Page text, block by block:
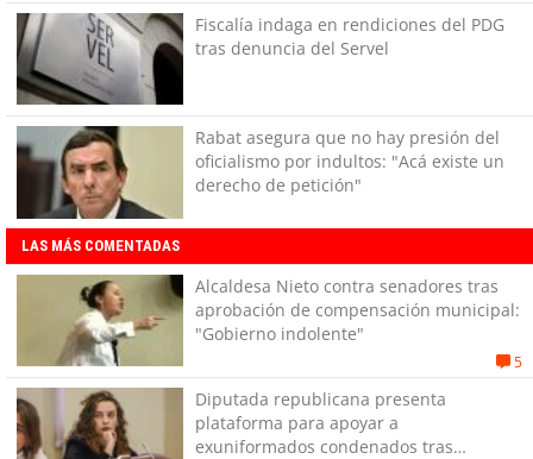
Fiscalía indaga en rendiciones del PDG
tras denuncia del Servel
Rabat asegura que no hay presión del
oficialismo por indultos: "Acá existe un
derecho de petición"
LAS MÁS COMENTADAS
Alcaldesa Nieto contra senadores tras
aprobación de compensación municipal:
"Gobierno indolente"
5
Diputada republicana presenta
plataforma para apoyar a
exuniformados condenados tras